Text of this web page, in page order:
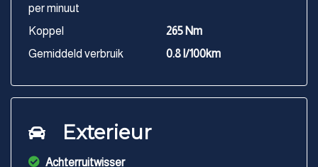
per minuut
Koppel
265 Nm
Gemiddeld verbruik
0.8 l/100km
Exterieur
Achterruitwisser